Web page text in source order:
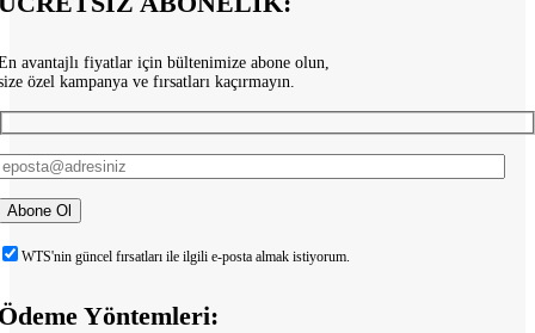
avantajlı fiyatlar için bültenimize abone olun,
özel kampanya ve fırsatları kaçırmayın.
WTS'nin güncel fırsatları ile ilgili e-posta almak istiyorum.
Yöntemleri: